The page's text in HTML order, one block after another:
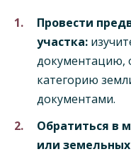
Провести
участка:
документацию,
категорию
документами.
Обратиться в
или